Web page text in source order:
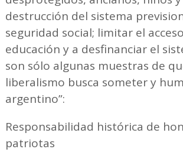
destrucción del sistema
seguridad social; limitar el
educación y a desfinanciar el
son sólo algunas muestras de
liberalismo busca someter y
argentino”:
Responsabilidad histórica de
patriotas